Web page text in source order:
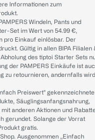
Informationen zum
Windeln, Pants und
Set im Wert von 54.99 €,
pro Einkauf einlösbar. Der
Gültig in allen BIPA Filialen
des tiptoi Starter Sets
der PAMPERS Einkäufe ist
zu retournieren, andernfalls wird
Preiswert" gekennzeichnete
Säuglingsanfangsnahrung,
anderen Aktionen und
gerundet. Solange der Vorrat
gratis.
Ausgenommen „Einfach